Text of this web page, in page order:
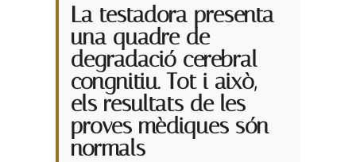
La testadora presenta
una quadre de
degradació cerebral
congnitiu. Tot i això,
els resultats de les
proves mèdiques són
normals